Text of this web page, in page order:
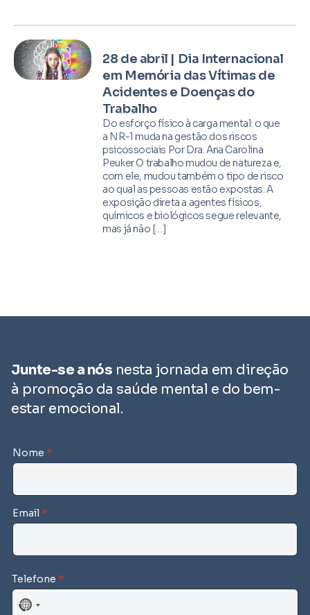
28 de abril | Dia Internacional
em Memória das Vítimas de
Acidentes e Doenças do
Trabalho
Do esforço físico à carga mental: o que
a NR-1 muda na gestão dos riscos
psicossociais Por Dra. Ana Carolina
Peuker O trabalho mudou de natureza e,
com ele, mudou também o tipo de risco
ao qual as pessoas estão expostas. A
exposição direta a agentes físicos,
químicos e biológicos segue relevante,
mas já não […]
Junte-se a nós nesta jornada em direção
à promoção da saúde mental e do bem-
estar emocional.
Nome *
Email *
Telefone *
N